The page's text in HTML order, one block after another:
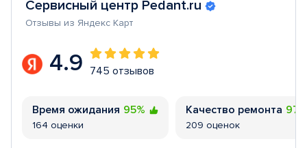
Сервисный центр Pedant.ru
Отзывы из Яндекс Карт
4.9 745 отзывов
Время ожидания 95%
164 оценки
Качество ремонта
209 оценок